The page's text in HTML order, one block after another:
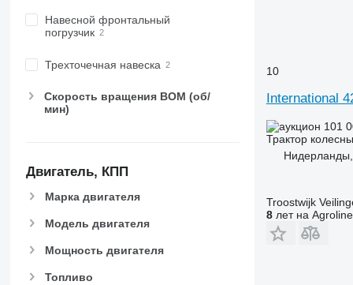
6125 R
6135
6145
6170
6175
6195 R
6200
7616
7619
7624
7720
7722
8220
8240
Навесной фронтальный
погрузчик
Трехточечная навеска
Скорость вращения ВОМ (об/
мин)
Двигатель, КПП
Марка двигателя
Модель двигателя
Мощность двигателя
Топливо
10
International
101
Трактор
Troostwijk
8лет на Agroline